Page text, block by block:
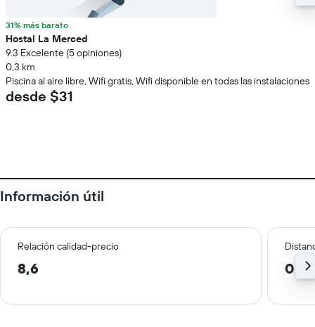
31% más barato
Hostal La Merced
9.3 Excelente (5 opiniones)
0,3 km
Piscina al aire libre, Wifi gratis, Wifi disponible en todas las instalaciones
desde $31
Información útil
Relación calidad-precio
8,6 0,6